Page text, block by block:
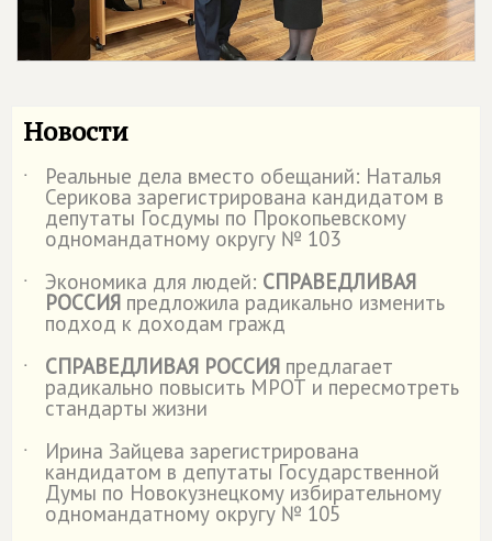
Новости
˙ Реальные дела вместо обещаний: Наталья
Серикова зарегистрирована кандидатом в
депутаты Госдумы по Прокопьевскому
одномандатному округу № 103
˙
Экономика для людей: СПРАВЕДЛИВАЯ
РОССИЯ предложила радикально изменить
подход к доходам гражд
˙
СПРАВЕДЛИВАЯ РОССИЯ предлагает
радикально повысить МРОТ и пересмотреть
стандарты жизни
˙
Ирина Зайцева зарегистрирована
кандидатом в депутаты Государственной
Думы по Новокузнецкому избирательному
одномандатному округу № 105